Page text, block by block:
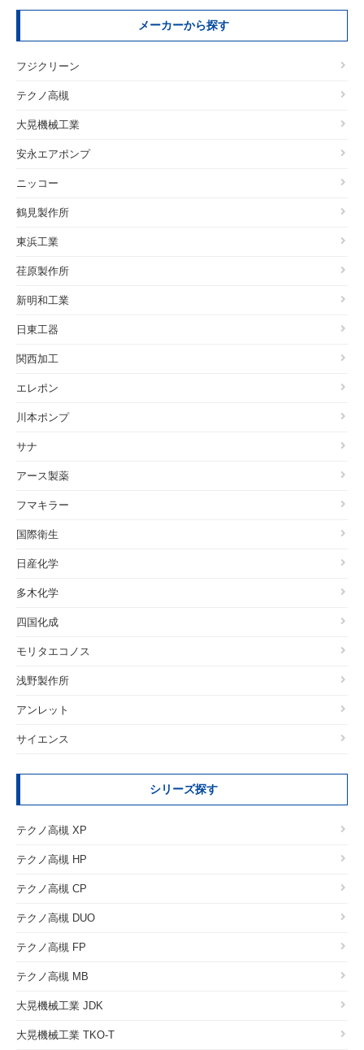
メーカーから探す
フジクリーン
テクノ高槻
大晃機械工業
安永エアポンプ
ニッコー
鶴見製作所
東浜工業
荏原製作所
新明和工業
日東工器
関西加工
エレポン
川本ポンプ
サナ
アース製薬
フマキラー
国際衛生
日産化学
多木化学
四国化成
モリタエコノス
浅野製作所
アンレット
サイエンス
シリーズ探す
テクノ高槻 XP
テクノ高槻 HP
テクノ高槻 CP
テクノ高槻 DUO
テクノ高槻 FP
テクノ高槻 MB
大晃機械工業 JDK
大晃機械工業 TKO-T